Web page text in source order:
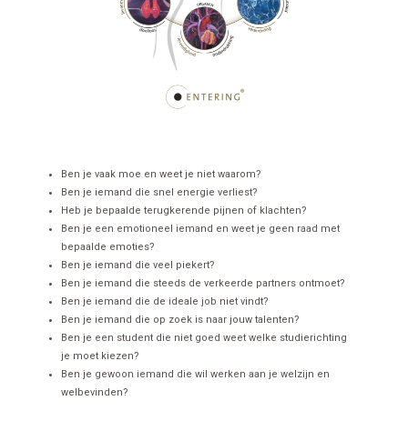
Ben je vaak moe en weet je niet waarom?
Ben je iemand die snel energie verliest?
Heb je bepaalde terugkerende pijnen of klachten?
Ben je een emotioneel iemand en weet je geen raad met
bepaalde emoties?
Ben je iemand die veel piekert?
Ben je iemand die steeds de verkeerde partners ontmoet?
Ben je iemand die de ideale job niet vindt?
Ben je iemand die op zoek is naar jouw talenten?
Ben je een student die niet goed weet welke studierichting
je moet kiezen?
Ben je gewoon iemand die wil werken aan je welzijn en
welbevinden?